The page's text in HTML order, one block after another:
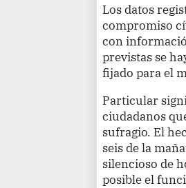
Los datos
compromiso
con
previstas se
fijado para el
Particular
ciudadanos
sufragio. El
seis de la
silencioso de
posible el